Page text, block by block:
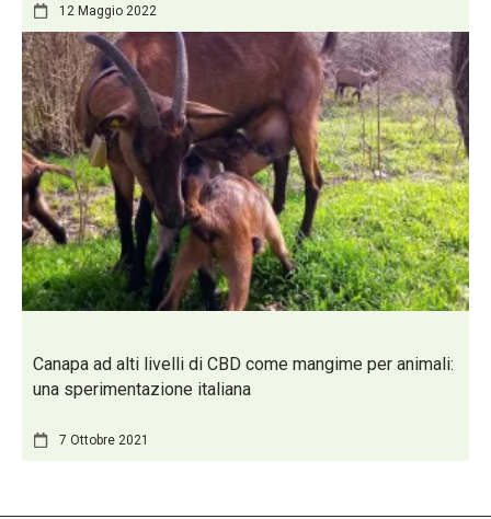
12 Maggio 2022
Canapa ad alti livelli di CBD come mangime per animali:
una sperimentazione italiana
7 Ottobre 2021